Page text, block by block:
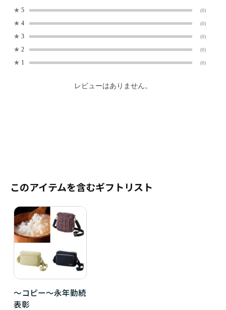
★ 5 (0)
★ 4 (0)
★ 3 (0)
★ 2 (0)
★ 1 (0)
レビューはありません。
このアイテムを含むギフトリスト
～コピー～永年勤続
表彰